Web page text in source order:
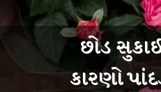
છોડ
કારણો